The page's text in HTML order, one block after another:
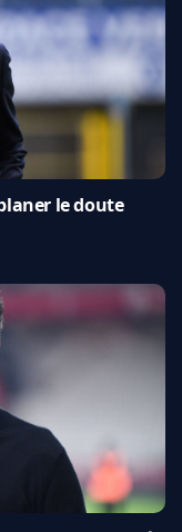
le doute